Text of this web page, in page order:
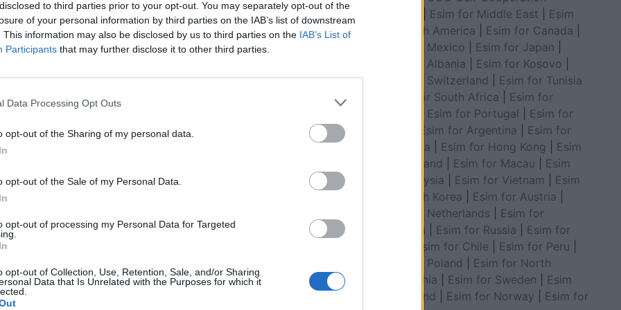
to third parties prior to your opt-out. You may separately opt-out of the
of your personal information by third parties on the IAB’s list of downstream
This information may also be disclosed by us to third parties on the IAB’s List of
Participants that may further disclose it to other third parties.
Data Processing Opt Outs
opt-out of the Sharing of my personal data.
opt-out of the Sale of my Personal Data.
opt-out of processing my Personal Data for Targeted
opt-out of Collection, Use, Retention, Sale, and/or Sharing
Data that Is Unrelated with the Purposes for which it
në Tiranë, në pranga dy
arrestuar ditën e sotme në
personale. Njoftimi i
në flagrancë 2
Shqiptarët nuk pyesin për ligj në Itali, 46-
droge në oborrin e banesës, kapet mat nga
policia
Esim for Middle East
Esim
for South America
Esim for Canada
Esim for Mexico
Esim for Japan
Esim for Albania
Esim for Kosovo
Esim for Switzerland
Esim for Tunisia
Esim for South Africa
Esim for
Esim for Portugal
Esim for
Esim for Argentina
Esim for
Colombia
Esim for Hong Kong
Esim
for Thailand
Esim for Macau
Esim
for Malaysia
Esim for Vietnam
Esim
for South Korea
Esim for Austria
Esim for Netherlands
Esim for
Australia
Esim for Russia
Esim for
Esim for Chile Esim for Peru
Esim for Poland
Esim for North
Macedonia
Esim for Sweden
Esim
for Finland
Esim for Norway
Esim for